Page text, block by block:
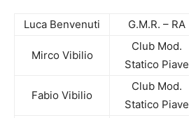
Luca Benvenuti G.M.R. – RA
Mirco Vibilio
Club Mod.
Statico Piave
Fabio Vibilio
Club Mod.
Statico Piave